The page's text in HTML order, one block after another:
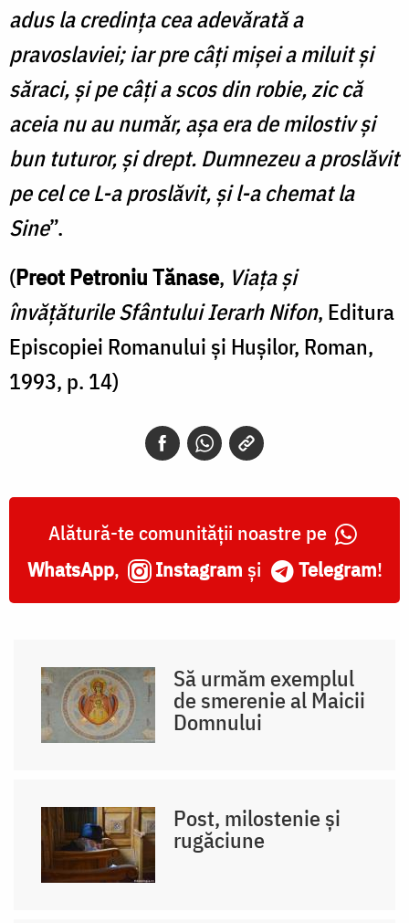
adus la credinţa cea adevărată a
pravoslaviei; iar pre câţi mişei a miluit şi
săraci, şi pe câţi a scos din robie, zic că
aceia nu au număr, aşa era de milostiv şi
bun tuturor, şi drept. Dumnezeu a proslăvit
pe cel ce L-a proslăvit, şi l-a chemat la
Sine”.
(Preot Petroniu Tănase, Viaţa şi
învăţăturile Sfântului Ierarh Nifon, Editura
Episcopiei Romanului şi Huşilor, Roman,
1993, p. 14)
Alătură-te comunității noastre pe
WhatsApp, Instagram și Telegram!
Să urmăm exemplul
de smerenie al Maicii
Domnului
Post, milostenie și
rugăciune